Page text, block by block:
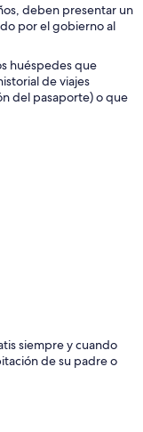
deben presentar un
por el gobierno al
huéspedes que
de viajes
del pasaporte) o que
siempre y cuando
de su padre o